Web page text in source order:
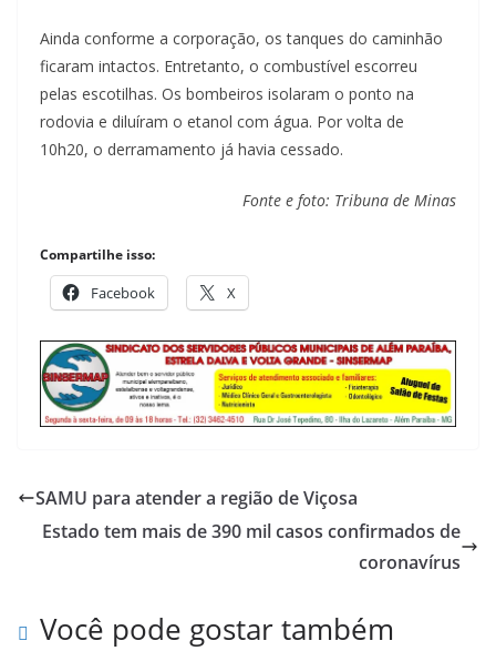
Ainda conforme a corporação, os tanques do caminhão
ficaram intactos. Entretanto, o combustível escorreu
pelas escotilhas. Os bombeiros isolaram o ponto na
rodovia e diluíram o etanol com água. Por volta de
10h20, o derramamento já havia cessado.
Fonte e foto: Tribuna de Minas
Compartilhe isso:
Facebook X
SAMU para atender a região de Viçosa
Estado tem mais de 390 mil casos confirmados de
coronavírus
Você pode gostar também